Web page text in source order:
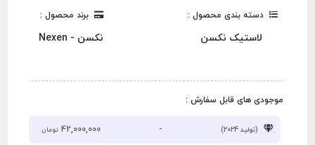
دسته بندی محصول :
لاستیک نکسن
برند محصول :
نکسن - Nexen
موجودی های قابل سفارش :
(تولید 2024) -
42,000,000 تومان